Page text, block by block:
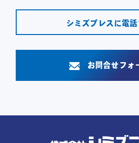
シミズプレスに電話
お問合せフォ